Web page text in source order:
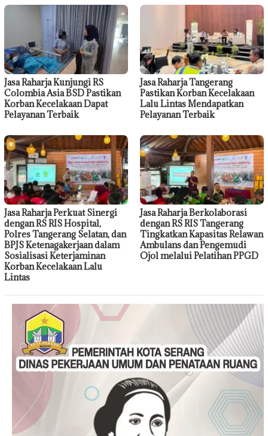
Jasa Raharja Kunjungi RS
Colombia Asia BSD Pastikan
Korban Kecelakaan Dapat
Pelayanan Terbaik
Jasa Raharja Tangerang
Pastikan Korban Kecelakaan
Lalu Lintas Mendapatkan
Pelayanan Terbaik
Jasa Raharja Perkuat Sinergi
dengan RS RIS Hospital,
Polres Tangerang Selatan, dan
BPJS Ketenagakerjaan dalam
Sosialisasi Keterjaminan
Korban Kecelakaan Lalu
Lintas
Jasa Raharja Berkolaborasi
dengan RS RIS Tangerang
Tingkatkan Kapasitas Relawan
Ambulans dan Pengemudi
Ojol melalui Pelatihan PPGD